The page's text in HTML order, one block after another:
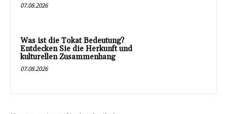
07.08.2026
Was ist die Tokat Bedeutung?
Entdecken Sie die Herkunft und
kulturellen Zusammenhang
07.08.2026